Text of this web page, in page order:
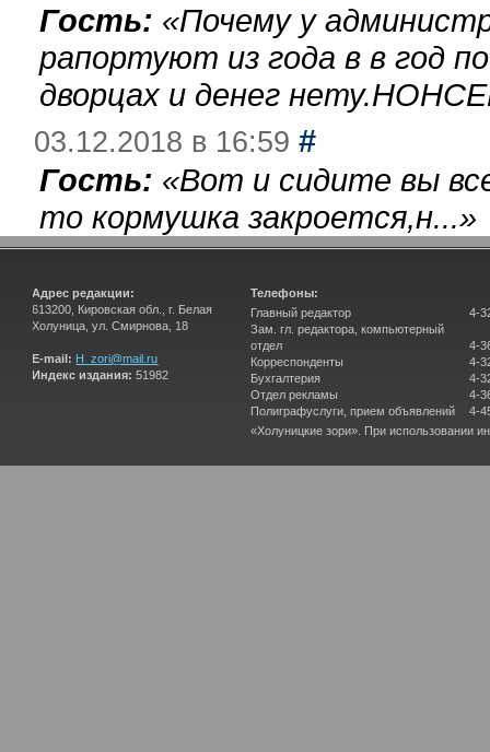
Гость: «Почему у
рапортуют из года в в год
дворцах и денег
03.12.2018 в 16:59 #
Гость: «Вот и сидите вы
то кормушка закроется,н...»
Адрес редакции:
613200, Кировская обл., г. Белая
Холуница, ул. Смирнова, 18
E-mail: H_zori@mail.ru
Индекс издания: 51982
Телефоны:
Главный редактор
Зам. гл. редактора, компьютерный
отдел
Корреспонденты
Бухгалтерия
Отдел рекламы
Полиграфуслуги, прием объявлений
4-
4-
4-
4-
4-
4-
«Холуницкие зори». При использовании